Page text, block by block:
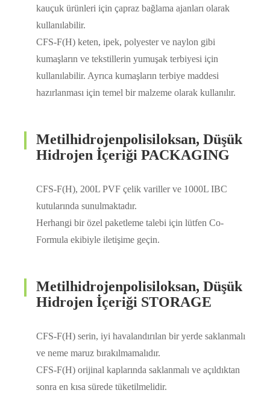
kauçuk ürünleri için çapraz bağlama ajanları olarak
kullanılabilir.
CFS-F(H) keten, ipek, polyester ve naylon gibi
kumaşların ve tekstillerin yumuşak terbiyesi için
kullanılabilir. Ayrıca kumaşların terbiye maddesi
hazırlanması için temel bir malzeme olarak kullanılır.
Metilhidrojenpolisiloksan, Düşük
Hidrojen İçeriği PACKAGING
CFS-F(H), 200L PVF çelik variller ve 1000L IBC
kutularında sunulmaktadır.
Herhangi bir özel paketleme talebi için lütfen Co-
Formula ekibiyle iletişime geçin.
Metilhidrojenpolisiloksan, Düşük
Hidrojen İçeriği STORAGE
CFS-F(H) serin, iyi havalandırılan bir yerde saklanmalı
ve neme maruz bırakılmamalıdır.
CFS-F(H) orijinal kaplarında saklanmalı ve açıldıktan
sonra en kısa sürede tüketilmelidir.